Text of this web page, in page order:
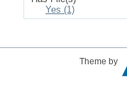
Yes (1)
Theme by